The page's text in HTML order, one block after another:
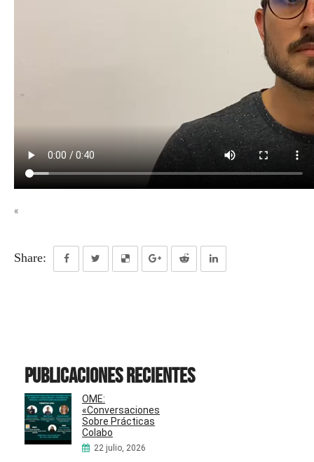
«
Share:
Publicaciones recientes
OME:
«Conversaciones
Sobre Prácticas
Colabo
22 julio, 2026